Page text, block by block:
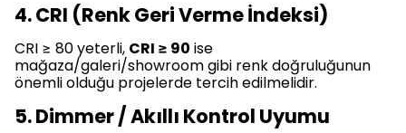
4. CRI (Renk Geri Verme İndeksi)
CRI ≥ 80 yeterli, CRI ≥ 90 ise
mağaza/galeri/showroom gibi renk doğruluğunun
önemli olduğu projelerde tercih edilmelidir.
5. Dimmer / Akıllı Kontrol Uyumu